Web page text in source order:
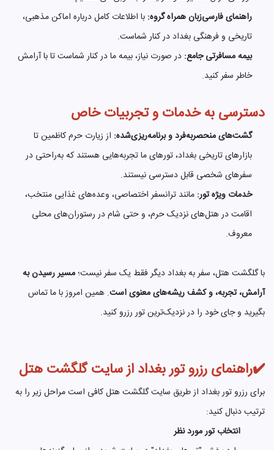
راهنمای فارسی‌زبان همراه گروه: با اطلاعات کامل درباره اماکن مذهبی،
تاریخی و فرهنگی بغداد در کنار شماست.
بیمه مسافرتی جامع: در صورت نیاز، بیمه ما در کنار شماست تا با آرامش
خاطر سفر کنید.
دسترسی به خدمات و تجربیات خاص
گشت‌های منحصربه‌فرد و برنامه‌ریزی‌شده: از زیارت حرم کاظمین تا
بازارهای تاریخی بغداد، تورهای ما تجربه‌هایی هستند که به‌راحتی در
سفرهای شخصی قابل دسترسی نیستند.
خدمات ویژه تور: مانند ترانسفر اختصاصی، وعده‌های غذایی منتخب،
اقامت در هتل‌های نزدیک حرم، و حتی شام در رستوران‌های محلی
معروف.
با گلگشت هتل، سفر به بغداد دیگر فقط یک سفر نیست؛ مسیر رسیدن به
آرامش، تجربه، و کشف ریشه‌های معنوی است. همین امروز با ما تماس
بگیرید و جای خود را در نزدیک‌ترین تور رزرو کنید.
✔️راهنمای رزرو تور بغداد از سایت گلگشت هتل
برای رزرو تور بغداد از طریق سایت گلگشت هتل کافی است مراحل زیر را به
ترتیب دنبال کنید:
انتخاب تور مورد نظر